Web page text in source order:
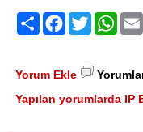
PaylaşFacebook
Twitter
Yorum Ekle
Yapılan yorumlarda IP